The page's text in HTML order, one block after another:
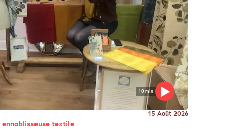
10 min
15 Août 2026
ennoblisseuse textile